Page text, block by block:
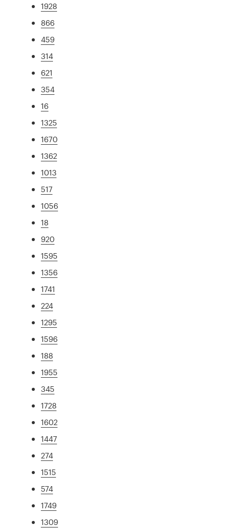
1928
866
459
314
621
354
16
1325
1670
1362
1013
517
1056
18
920
1595
1356
1741
224
1295
1596
188
1955
345
1728
1602
1447
274
1515
574
1749
1309